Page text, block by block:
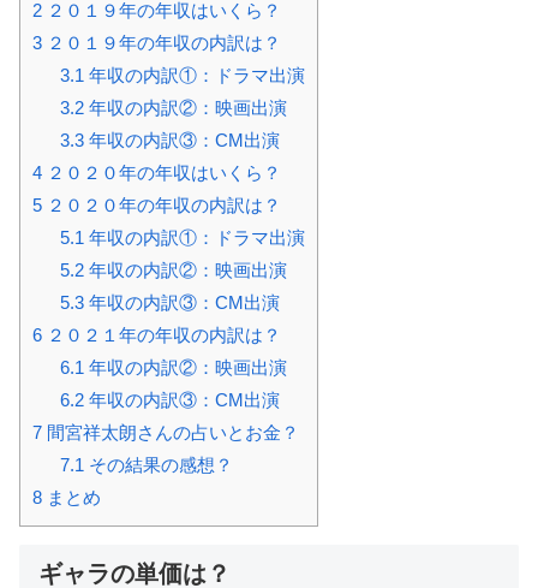
2 ２０１９年の年収はいくら？
3 ２０１９年の年収の内訳は？
3.1 年収の内訳①：ドラマ出演
3.2年収の内訳②：映画出演
3.3年収の内訳③：CM出演
4 ２０２０年の年収はいくら？
5 ２０２０年の年収の内訳は？
5.1 年収の内訳①：ドラマ出演
5.2年収の内訳②：映画出演
5.3年収の内訳③：CM出演
6 ２０２１年の年収の内訳は？
6.1 年収の内訳②：映画出演
6.2年収の内訳③：CM出演
7 間宮祥太朗さんの占いとお金？
7.1 その結果の感想？
8 まとめ
ギャラの単価は？